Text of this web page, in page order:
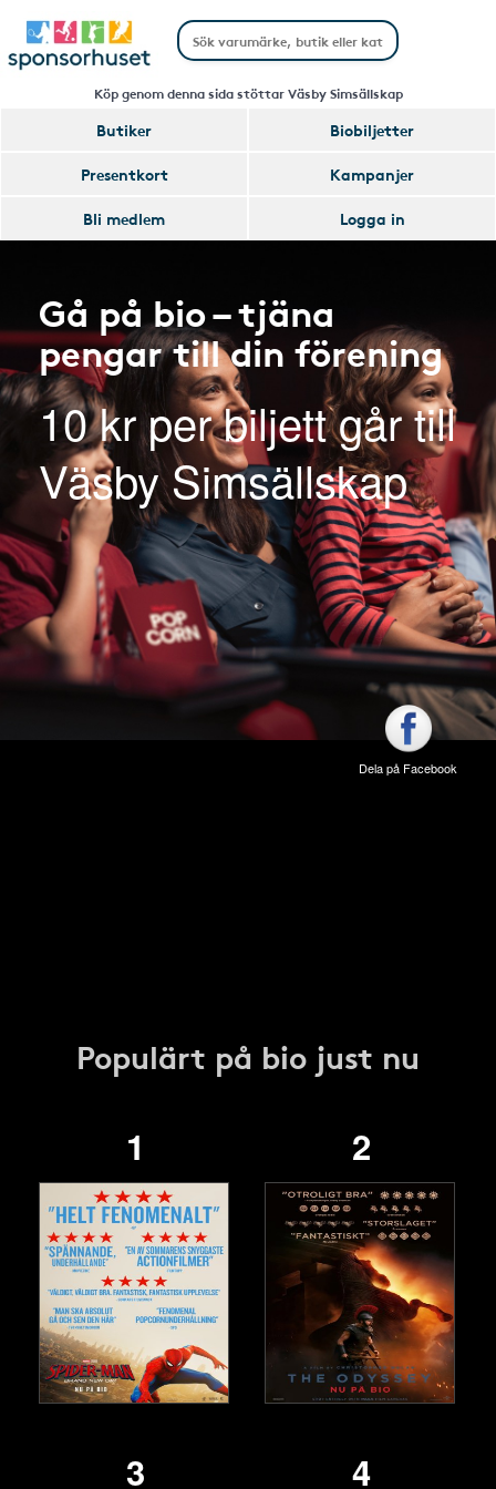
Köp genom denna sida stöttar Väsby Simsällskap
Butiker
Biobiljetter
Presentkort
Kampanjer
Bli medlem
Logga in
Gå på bio – tjäna
pengar till din förening
10 kr per biljett går till
Väsby Simsällskap
Dela på Facebook
Populärt på bio just nu
1 2
3 4